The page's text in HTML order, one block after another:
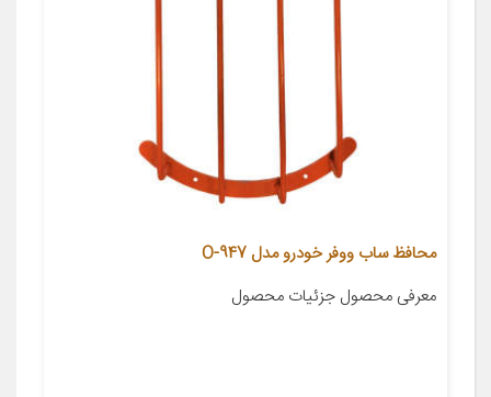
محافظ ساب ووفر خودرو مدل 947-O
معرفی محصول جزئیات محصول